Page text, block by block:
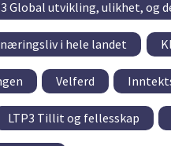
Global utvikling, ulikhet, og
i hele landet
Velferd
LTP3 Tillit og fellesskap